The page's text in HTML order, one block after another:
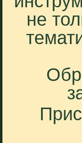
не